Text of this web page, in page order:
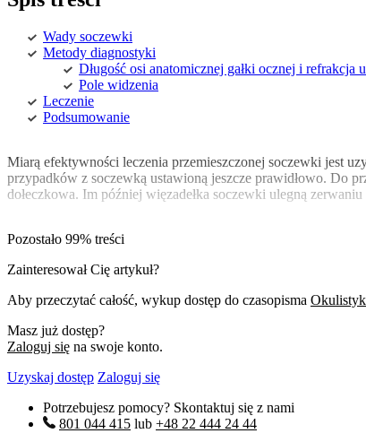
Wady soczewki
Metody diagnostyki
Długość osi anatomicznej gałki ocznej i refrakcja
Pole widzenia
Leczenie
Podsumowanie
Miarą efektywności leczenia przemieszczonej soczewki jest
przypadków z soczewką ustawioną jeszcze prawidłowo. Do
dołeczkowa. Im później więzadełka soczewki ulegną
Pozostało 99% treści
Zainteresował Cię artykuł?
Aby przeczytać całość, wykup dostęp do czasopisma
Masz już dostęp?
Zaloguj się na swoje konto.
Uzyskaj dostęp Zaloguj się
Potrzebujesz pomocy? Skontaktuj się z nami
801 044 415 lub +48 22 444 24 44